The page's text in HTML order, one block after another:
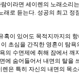
이라면 세이렌의 노래소리
래로 듣는다. 성공의 최고 정
이 있어도 목적지까지의
초심을 간직한 영혼이 탐
의 수면제에 취해 잠에서 깨
에 숨어들어서 내면의 탈을
은 특히 자신의 내면의 목